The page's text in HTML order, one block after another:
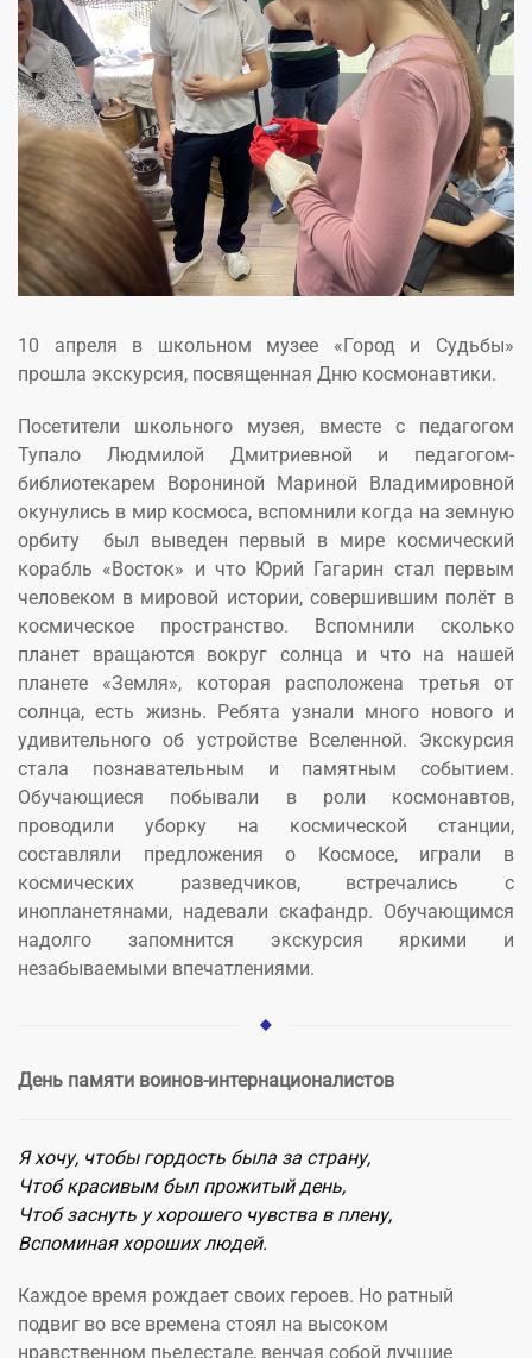
УВЕЛИЧИТЬ
10 апреля в школьном музее «Город и Судьбы»
прошла экскурсия, посвященная Дню космонавтики.
Посетители школьного музея, вместе с педагогом
Тупало Людмилой Дмитриевной и педагогом-
библиотекарем Ворониной Мариной Владимировной
окунулись в мир космоса, вспомнили когда на земную
орбиту был выведен первый в мире космический
корабль «Восток» и что Юрий Гагарин стал первым
человеком в мировой истории, совершившим полёт в
космическое пространство. Вспомнили сколько
планет вращаются вокруг солнца и что на нашей
планете «Земля», которая расположена третья от
солнца, есть жизнь. Ребята узнали много нового и
удивительного об устройстве Вселенной. Экскурсия
стала познавательным и памятным событием.
Обучающиеся побывали в роли космонавтов,
проводили уборку на космической станции,
составляли предложения о Космосе, играли в
космических разведчиков, встречались с
инопланетянами, надевали скафандр. Обучающимся
надолго запомнится экскурсия яркими и
незабываемыми впечатлениями.
День памяти воинов-интернационалистов
Я хочу, чтобы гордость была за страну,
Чтоб красивым был прожитый день,
Чтоб заснуть у хорошего чувства в плену,
Вспоминая хороших людей.
Каждое время рождает своих героев. Но ратный
подвиг во все времена стоял на высоком
нравственном пьедестале, венчая собой лучшие